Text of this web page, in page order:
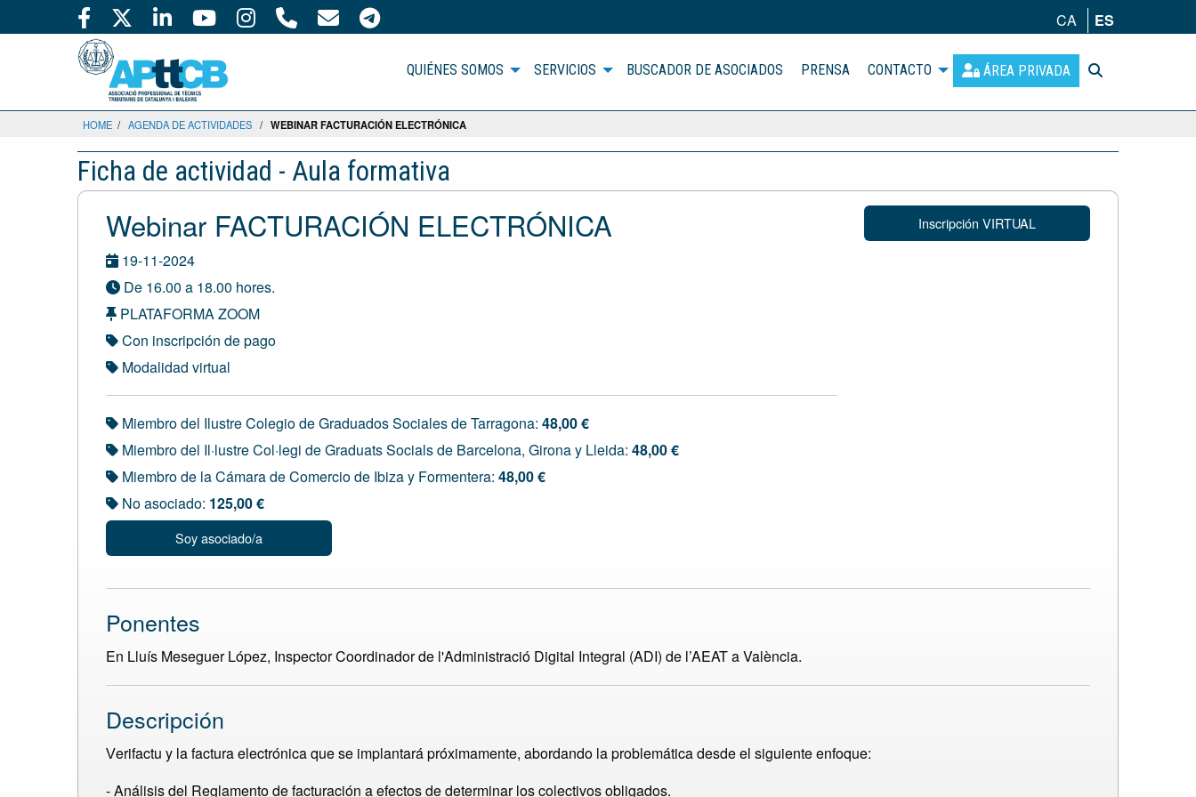
CA ES
QUIÉNES SOMOS SERVICIOS BUSCADOR DE ASOCIADOS PRENSA CONTACTO ÁREA PRIVADA
HOME / AGENDA DE ACTIVIDADES / WEBINAR FACTURACIÓN ELECTRÓNICA
Ficha de actividad - Aula formativa
Webinar FACTURACIÓN ELECTRÓNICA
19-11-2024
De 16.00 a 18.00 hores.
PLATAFORMA ZOOM
Con inscripción de pago
Modalidad virtual
Miembro del Ilustre Colegio de Graduados Sociales de Tarragona: 48,00 €
Miembro del Il·lustre Col·legi de Graduats Socials de Barcelona, Girona y Lleida: 48,00 €
Miembro de la Cámara de Comercio de Ibiza y Formentera: 48,00 €
No asociado: 125,00 €
Soy asociado/a
Inscripción VIRTUAL
Ponentes
En Lluís Meseguer López, Inspector Coordinador de l'Administració Digital Integral (ADI) de l’AEAT a València.
Descripción
Verifactu y la factura electrónica que se implantará próximamente, abordando la problemática desde el siguiente enfoque:
- Análisis del Reglamento de facturación a efectos de determinar los colectivos obligados.